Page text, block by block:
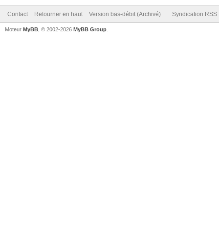
Contact Retourner en haut Version bas-débit (Archivé) Syndication RSS
Moteur MyBB , © 2002-2026 MyBB Group